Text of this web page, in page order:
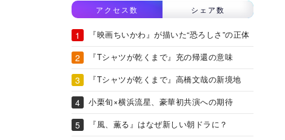
アクセス数 シェア数
『映画ちいかわ』が描いた“恐ろしさ”の正体
『Tシャツが乾くまで』充の帰還の意味
『Tシャツが乾くまで』高橋文哉の新境地
小栗旬×横浜流星、豪華初共演への期待
『風、薫る』はなぜ新しい朝ドラに？